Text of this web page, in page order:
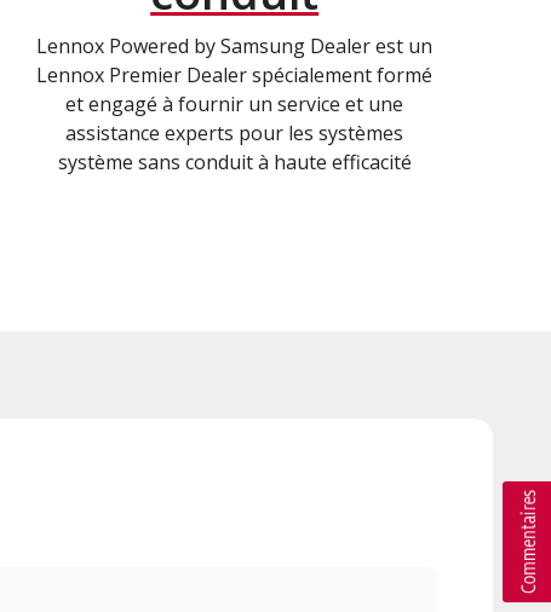
Lennox Powered by Samsung Dealer est un
Lennox Premier Dealer spécialement formé
et engagé à fournir un service et une
assistance experts pour les systèmes
système sans conduit à haute efficacité